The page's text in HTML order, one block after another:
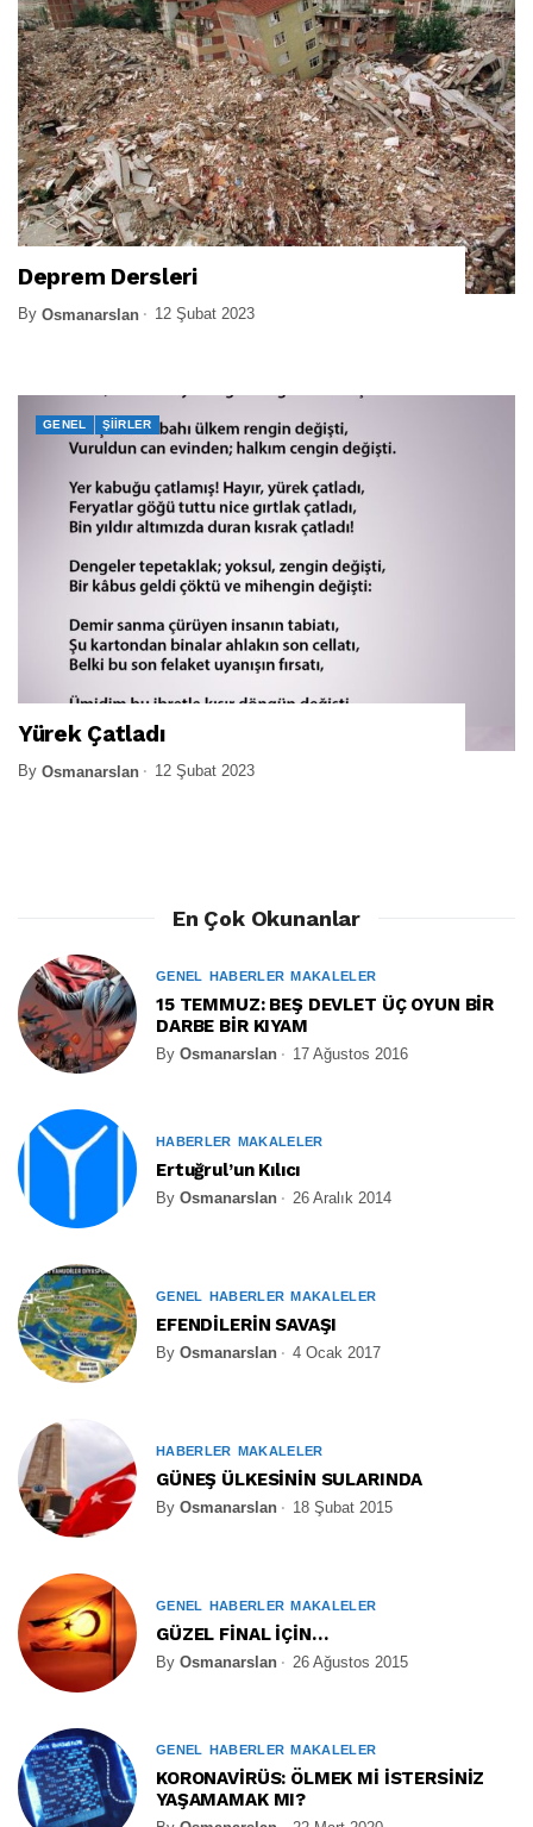
Deprem Dersleri
By Osmanarslan 12 Şubat 2023
GENEL ŞIIRLER
Yürek Çatladı
By Osmanarslan 12 Şubat 2023
En Çok Okunanlar
GENEL HABERLER MAKALELER
15 TEMMUZ: BEŞ DEVLET ÜÇ OYUN BİR
DARBE BİR KIYAM
By Osmanarslan 17 Ağustos 2016
HABERLER MAKALELER
Ertuğrul’un Kılıcı
By Osmanarslan 26 Aralık 2014
GENEL HABERLER MAKALELER
EFENDİLERİN SAVAŞI
By Osmanarslan 4 Ocak 2017
HABERLER MAKALELER
GÜNEŞ ÜLKESİNİN SULARINDA
By Osmanarslan 18 Şubat 2015
GENEL HABERLER MAKALELER
GÜZEL FİNAL İÇİN…
By Osmanarslan 26 Ağustos 2015
GENEL HABERLER MAKALELER
KORONAVİRÜS: ÖLMEK Mİ İSTERSİNİZ
YAŞAMAMAK MI?